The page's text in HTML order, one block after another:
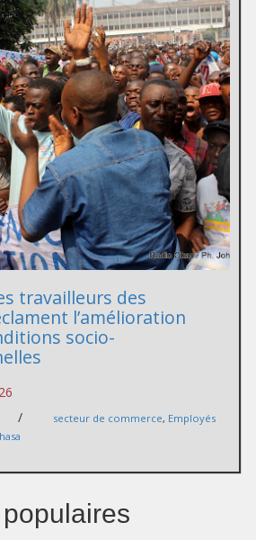
travailleurs des
l’amélioration
socio-
/ secteur de commerce, Employés